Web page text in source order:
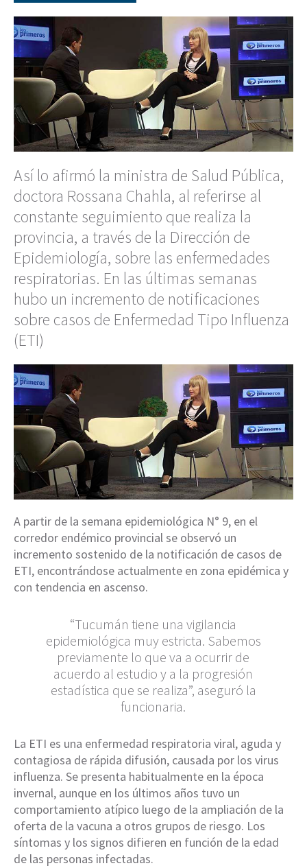
Así lo afirmó la ministra de Salud Pública,
doctora Rossana Chahla, al referirse al
constante seguimiento que realiza la
provincia, a través de la Dirección de
Epidemiología, sobre las enfermedades
respiratorias. En las últimas semanas
hubo un incremento de notificaciones
sobre casos de Enfermedad Tipo Influenza
(ETI)
A partir de la semana epidemiológica N° 9, en el
corredor endémico provincial se observó un
incremento sostenido de la notificación de casos de
ETI, encontrándose actualmente en zona epidémica y
con tendencia en ascenso.
“Tucumán tiene una vigilancia
epidemiológica muy estricta. Sabemos
previamente lo que va a ocurrir de
acuerdo al estudio y a la progresión
estadística que se realiza”, aseguró la
funcionaria.
La ETI es una enfermedad respiratoria viral, aguda y
contagiosa de rápida difusión, causada por los virus
influenza. Se presenta habitualmente en la época
invernal, aunque en los últimos años tuvo un
comportamiento atípico luego de la ampliación de la
oferta de la vacuna a otros grupos de riesgo. Los
síntomas y los signos difieren en función de la edad
de las personas infectadas.